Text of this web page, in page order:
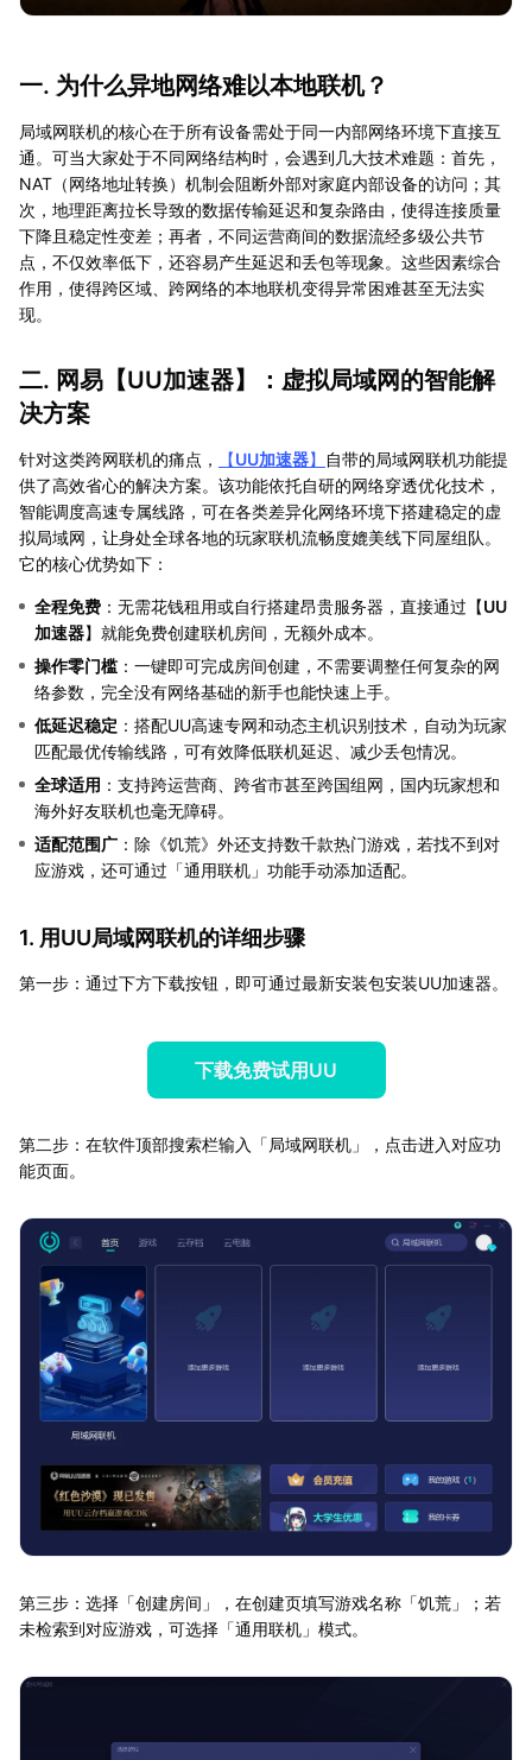
一. 为什么异地网络难以本地联机？
局域网联机的核心在于所有设备需处于同一内部网络环境下直接互
通。可当大家处于不同网络结构时，会遇到几大技术难题：首先，
NAT（网络地址转换）机制会阻断外部对家庭内部设备的访问；其
次，地理距离拉长导致的数据传输延迟和复杂路由，使得连接质量
下降且稳定性变差；再者，不同运营商间的数据流经多级公共节
点，不仅效率低下，还容易产生延迟和丢包等现象。这些因素综合
作用，使得跨区域、跨网络的本地联机变得异常困难甚至无法实
现。
二. 网易【UU加速器】：虚拟局域网的智能解
决方案
针对这类跨网联机的痛点， 【UU加速器】
自带的局域网联机功能提
供了高效省心的解决方案。该功能依托自研的网络穿透优化技术，
智能调度高速专属线路，可在各类差异化网络环境下搭建稳定的虚
拟局域网，让身处全球各地的玩家联机流畅度媲美线下同屋组队。
它的核心优势如下：
全程免费 ：无需花钱租用或自行搭建昂贵服务器，直接通过【UU
加速器】就能免费创建联机房间，无额外成本。
操作零门槛 ：一键即可完成房间创建，不需要调整任何复杂的网
络参数，完全没有网络基础的新手也能快速上手。
低延迟稳定 ：搭配UU高速专网和动态主机识别技术，自动为玩家
匹配最优传输线路，可有效降低联机延迟、减少丢包情况。
全球适用 ：支持跨运营商、跨省市甚至跨国组网，国内玩家想和
海外好友联机也毫无障碍。
适配范围广 ：除《饥荒》外还支持数千款热门游戏，若找不到对
应游戏，还可通过「通用联机」功能手动添加适配。
1. 用UU局域网联机的详细步骤
第一步：通过下方下载按钮，即可通过最新安装包安装UU加速器。
下载免费试用UU
第二步：在软件顶部搜索栏输入「局域网联机」，点击进入对应功
能页面。
第三步：选择「创建房间」，在创建页填写游戏名称「饥荒」；若
未检索到对应游戏，可选择「通用联机」模式。